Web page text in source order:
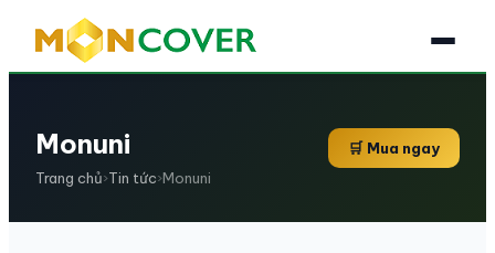
Monuni
Trang chủ›Tin tức›Monuni
🛒 Mua ngay